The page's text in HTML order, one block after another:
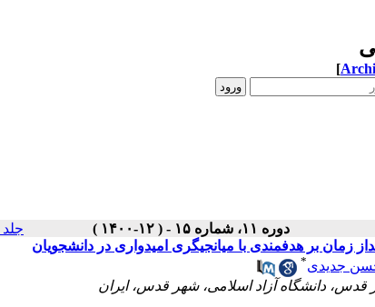
[
دوره ۱۱، شماره ۱۵ - ( ۱۲-۱۴۰۰ ) جلد ۱۱ شماره ۱۵ صفحات ۹-۱
بر هدفمندی با میانجیگری امیدواری در دانشجویان
جدیدی*
دانشگاه آزاد اسلامی، شهر قدس، ایران